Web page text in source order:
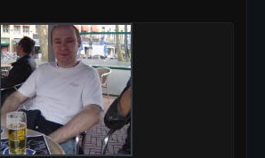
in nieuwe aanpak van begeleiding
kwetsbare inwoners door Siem,
ondanks onrust’
Mr. Gamer